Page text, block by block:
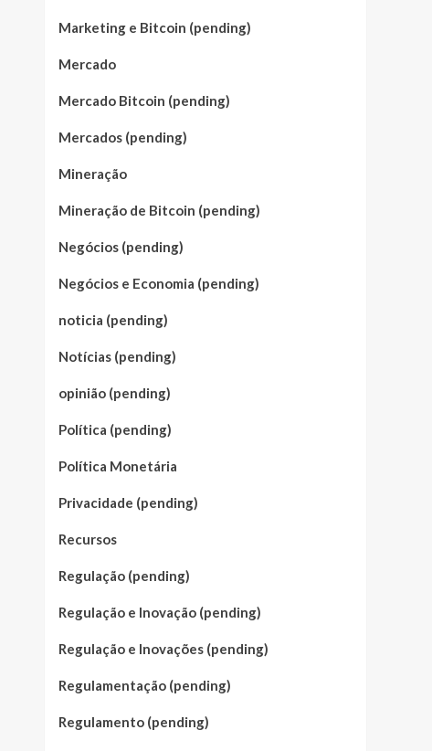
Marketing e Bitcoin (pending)
Mercado
Mercado Bitcoin (pending)
Mercados (pending)
Mineração
Mineração de Bitcoin (pending)
Negócios (pending)
Negócios e Economia (pending)
noticia (pending)
Notícias (pending)
opinião (pending)
Política (pending)
Política Monetária
Privacidade (pending)
Recursos
Regulação (pending)
Regulação e Inovação (pending)
Regulação e Inovações (pending)
Regulamentação (pending)
Regulamento (pending)